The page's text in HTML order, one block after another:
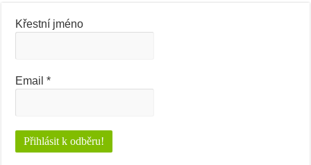
Křestní jméno
Email*